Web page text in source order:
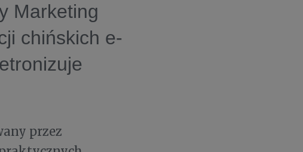
Marketing
chińskich e-
przez